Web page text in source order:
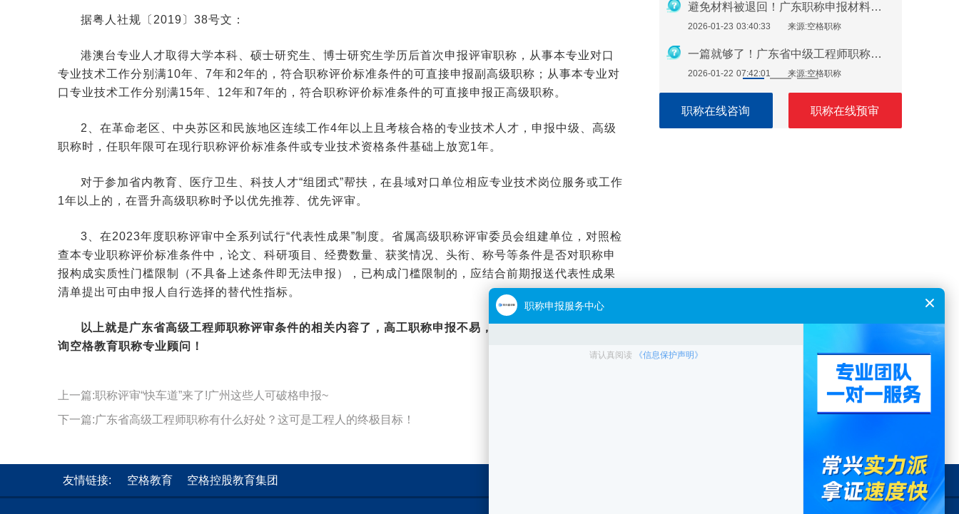
据粤人社规〔2019〕38号文：
港澳台专业人才取得大学本科、硕士研究生、博士研究生学历后首次申报评审职称，从事本专业对口
专业技术工作分别满10年、7年和2年的，符合职称评价标准条件的可直接申报副高级职称；从事本专业对
口专业技术工作分别满15年、12年和7年的，符合职称评价标准条件的可直接申报正高级职称。
2、在革命老区、中央苏区和民族地区连续工作4年以上且考核合格的专业技术人才，申报中级、高级
职称时，任职年限可在现行职称评价标准条件或专业技术资格条件基础上放宽1年。
对于参加省内教育、医疗卫生、科技人才“组团式”帮扶，在县域对口单位相应专业技术岗位服务或工作
1年以上的，在晋升高级职称时予以优先推荐、优先评审。
3、在2023年度职称评审中全系列试行“代表性成果”制度。省属高级职称评审委员会组建单位，对照检
查本专业职称评价标准条件中，论文、科研项目、经费数量、获奖情况、头衔、称号等条件是否对职称申
报构成实质性门槛限制（不具备上述条件即无法申报），已构成门槛限制的，应结合前期报送代表性成果
清单提出可由申报人自行选择的替代性指标。
以上就是广东省高级工程师职称评审条件的相关内容了，高工职称申报不易，如需协助，欢迎随时咨
询空格教育职称专业顾问！
上一篇:职称评审“快车道”来了!广州这些人可破格申报~
下一篇:广东省高级工程师职称有什么好处？这可是工程人的终极目标！
2026-01-22 07:42:01 来源:空格职称
从条件到领证：一步步教你如何评上广东省助理工程师
2026-01-16 08:26:30 来源:空格职称
2026年广东工程师职称评审：手把手教你准备申报材料
2026-01-15 08:07:05 来源:空格职称
职称在线咨询 职称在线预审
友情链接: 空格教育 空格控股教育集团